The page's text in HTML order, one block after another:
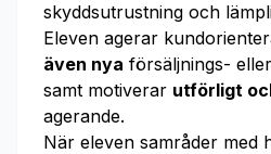
skyddsutrustning och
Eleven agerar
även nya försäljnings-
samt motiverar utförligt
agerande.
När eleven samråder med